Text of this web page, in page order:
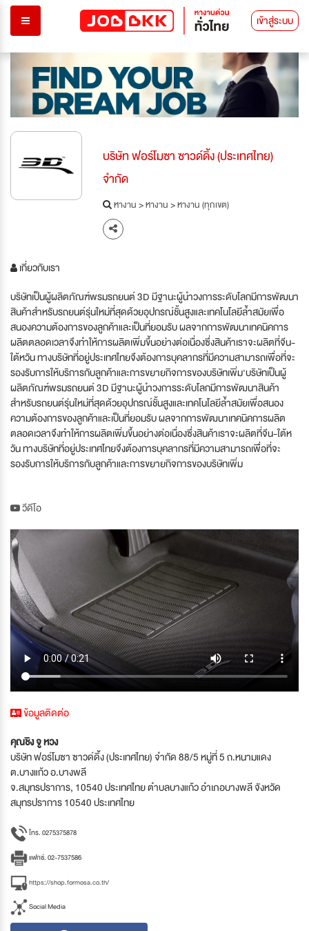
เข้าสู่ระบบ
บริษัท ฟอร์โมซา ซาวด์ดิ้ง (ประเทศไทย)
จำกัด
หางาน>หางาน>หางาน (ทุกเขต)
เกี่ยวกับเรา
บริษัทเป็นผู้ผลิตภัณฑ์พรมรถยนต์ 3D มีฐานะผู้นำวงการระดับโลกมีการพัฒนา
สินค้าสำหรับรถยนต์รุ่นใหม่ที่สุดด้วยอุปกรณ์ชั้นสูงและเทคโนโลยีล้ำสมัยเพื่อ
สนองความต้องการของลูกค้าและเป็นที่ยอมรับ ผลจากการพัฒนาเทคนิคการ
ผลิตตลอดเวลาจึงทำให้การผลิตเพิ่มขึ้นอย่างต่อเนื่องซึ่งสินค้าเราจะผลิตที่จีน-
ใต้หวัน ทางบริษัทที่อยู่ประเทศไทยจึงต้องการบุคลากรที่มีความสามารถเพื่อที่จะ
รองรับการให้บริการกับลูกค้าและการขยายกิจการของบริษัทเพิ่ม'บริษัทเป็นผู้
ผลิตภัณฑ์พรมรถยนต์ 3D มีฐานะผู้นำวงการระดับโลกมีการพัฒนาสินค้า
สำหรับรถยนต์รุ่นใหม่ที่สุดด้วยอุปกรณ์ชั้นสูงและเทคโนโลยีล้ำสมัยเพื่อสนอง
ความต้องการของลูกค้าและเป็นที่ยอมรับ ผลจากการพัฒนาเทคนิคการผลิต
ตลอดเวลาจึงทำให้การผลิตเพิ่มขึ้นอย่างต่อเนื่องซึ่งสินค้าเราจะผลิตที่จีน-ใต้ห
วัน ทางบริษัทที่อยู่ประเทศไทยจึงต้องการบุคลากรที่มีความสามารถเพื่อที่จะ
รองรับการให้บริการกับลูกค้าและการขยายกิจการของบริษัทเพิ่ม
วีดีโอ
ข้อมูลติดต่อ
คุณชิง จู หวง
บริษัท ฟอร์โมซา ซาวด์ดิ้ง (ประเทศไทย) จำกัด 88/5 หมู่ที่ 5 ถ.หนามแดง
ต.บางแก้ว อ.บางพลี
จ.สมุทรปราการ, 10540 ประเทศไทย ตำบลบางแก้ว อำเภอบางพลี จังหวัด
สมุทรปราการ 10540 ประเทศไทย
โทร. 0275375878
แฟกซ์. 02-7537586
https://shop.formosa.co.th/
Social Media